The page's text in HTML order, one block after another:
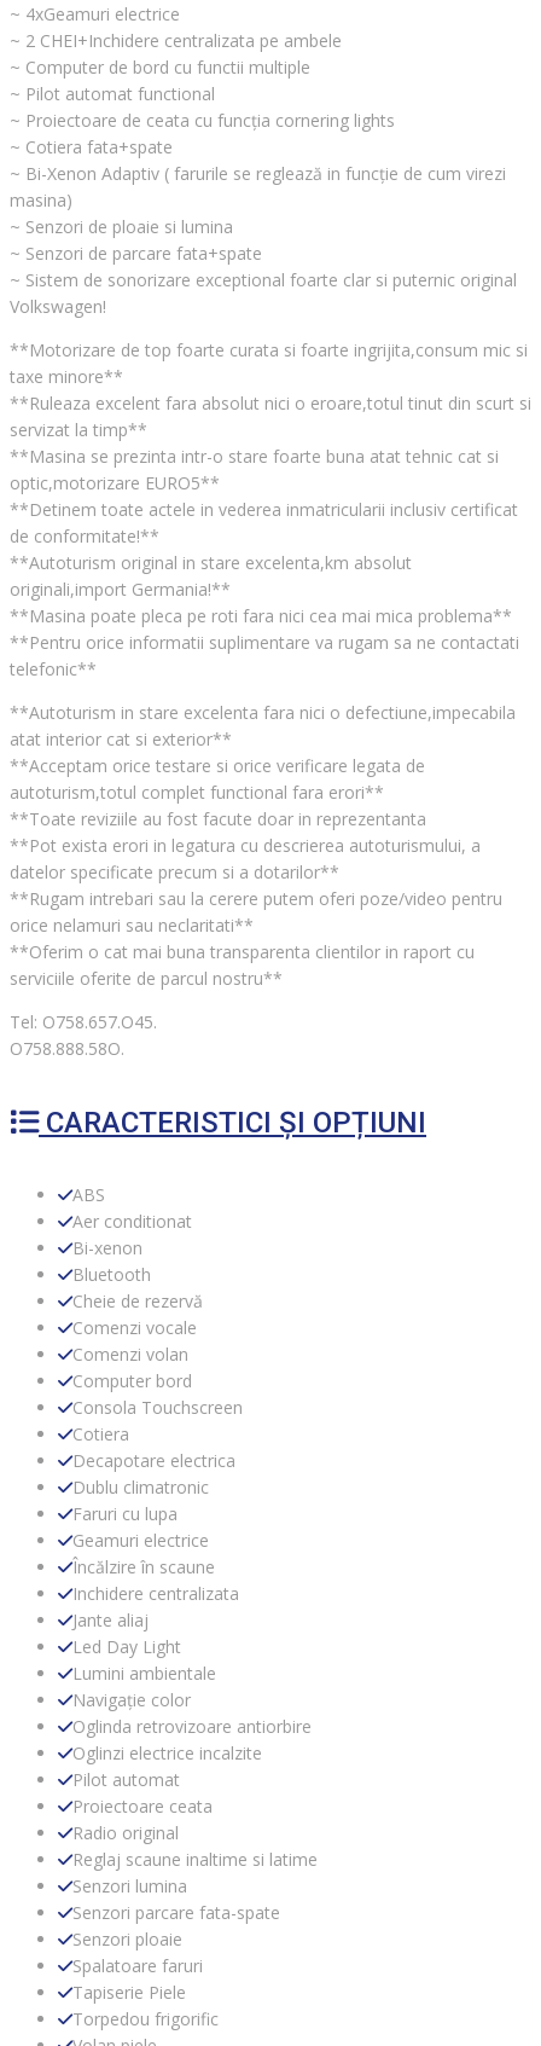
~ 4xGeamuri electrice
~ 2 CHEI+Inchidere centralizata pe ambele
~ Computer de bord cu functii multiple
~ Pilot automat functional
~ Proiectoare de ceata cu funcția cornering lights
~ Cotiera fata+spate
~ Bi-Xenon Adaptiv ( farurile se reglează in funcție de cum virezi
masina)
~ Senzori de ploaie si lumina
~ Senzori de parcare fata+spate
~ Sistem de sonorizare exceptional foarte clar si puternic original
Volkswagen!
**Motorizare de top foarte curata si foarte ingrijita,consum mic si
taxe minore**
**Ruleaza excelent fara absolut nici o eroare,totul tinut din scurt si
servizat la timp**
**Masina se prezinta intr-o stare foarte buna atat tehnic cat si
optic,motorizare EURO5**
**Detinem toate actele in vederea inmatricularii inclusiv certificat
de conformitate!**
**Autoturism original in stare excelenta,km absolut
originali,import Germania!**
**Masina poate pleca pe roti fara nici cea mai mica problema**
**Pentru orice informatii suplimentare va rugam sa ne contactati
telefonic**
**Autoturism in stare excelenta fara nici o defectiune,impecabila
atat interior cat si exterior**
**Acceptam orice testare si orice verificare legata de
autoturism,totul complet functional fara erori**
**Toate reviziile au fost facute doar in reprezentanta
**Pot exista erori in legatura cu descrierea autoturismului, a
datelor specificate precum si a dotarilor**
**Rugam intrebari sau la cerere putem oferi poze/video pentru
orice nelamuri sau neclaritati**
**Oferim o cat mai buna transparenta clientilor in raport cu
serviciile oferite de parcul nostru**
Tel: O758.657.O45.
O758.888.58O.
CARACTERISTICI ȘI OPȚIUNI
ABS
Aer conditionat
Bi-xenon
Bluetooth
Cheie de rezervă
Comenzi vocale
Comenzi volan
Computer bord
Consola Touchscreen
Cotiera
Decapotare electrica
Dublu climatronic
Faruri cu lupa
Geamuri electrice
Încălzire în scaune
Inchidere centralizata
Jante aliaj
Led Day Light
Lumini ambientale
Navigație color
Oglinda retrovizoare antiorbire
Oglinzi electrice incalzite
Pilot automat
Proiectoare ceata
Radio original
Reglaj scaune inaltime si latime
Senzori lumina
Senzori parcare fata-spate
Senzori ploaie
Spalatoare faruri
Tapiserie Piele
Torpedou frigorific